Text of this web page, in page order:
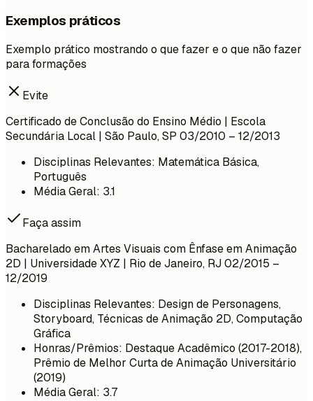
Exemplos práticos
Exemplo prático mostrando o que fazer e o que não fazer
para formações
Evite
Certificado de Conclusão do Ensino Médio | Escola
Secundária Local | São Paulo, SP 03/2010 – 12/2013
Disciplinas Relevantes: Matemática Básica,
Português
Média Geral: 3.1
Faça assim
Bacharelado em Artes Visuais com Ênfase em Animação
2D | Universidade XYZ | Rio de Janeiro, RJ02/2015 –
12/2019
Disciplinas Relevantes: Design de Personagens,
Storyboard, Técnicas de Animação 2D, Computação
Gráfica
Honras/Prêmios: Destaque Acadêmico (2017-2018),
Prêmio de Melhor Curta de Animação Universitário
(2019)
Média Geral: 3.7